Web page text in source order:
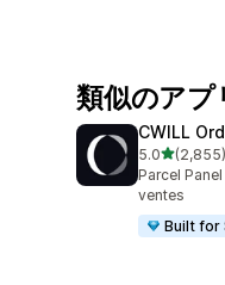
類似のアプ
CWILL
5.05つ星中
(2,855)
合計レビュ
Parcel
ventes
Built for